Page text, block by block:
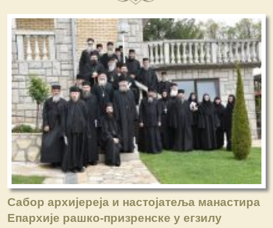
Сабор архијереја и настојатеља манастира
Епархије рашко-призренске у егзилу